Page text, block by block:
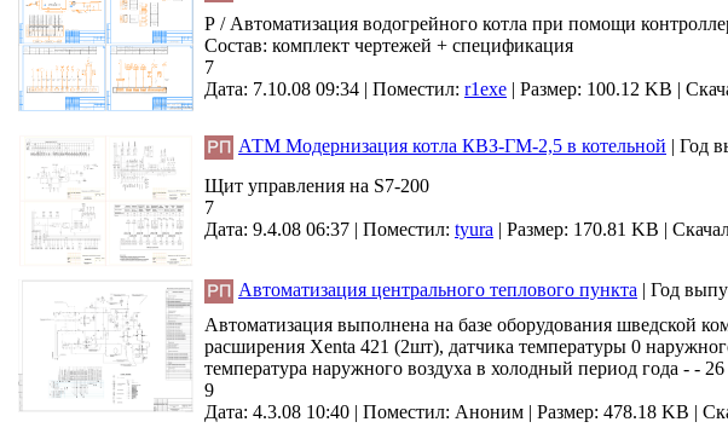
Р / Автоматизация водогрейного котла при помощи
Состав: комплект чертежей + спецификация
7
Дата: 7.10.08 09:34 | Поместил: r1exe | Размер: 100.12 KB |
АТМ Модернизация котла КВЗ-ГМ-2,5 в котельной | Год
Щит управления на S7-200
7
Дата: 9.4.08 06:37 | Поместил: tyura | Размер: 170.81 KB |
Автоматизация центрального теплового пункта | Год
Автоматизация выполнена на базе оборудования шведской
расширения Xenta 421 (2шт), датчика температуры 0
температура наружного воздуха в холодный период года - -
9
Дата: 4.3.08 10:40 | Поместил: Аноним | Размер: 478.18 KB |